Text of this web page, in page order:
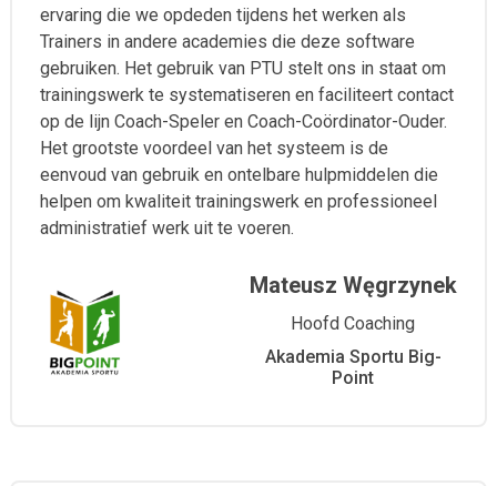
ervaring die we opdeden tijdens het werken als
Trainers in andere academies die deze software
gebruiken. Het gebruik van PTU stelt ons in staat om
trainingswerk te systematiseren en faciliteert contact
op de lijn Coach-Speler en Coach-Coördinator-Ouder.
Het grootste voordeel van het systeem is de
eenvoud van gebruik en ontelbare hulpmiddelen die
helpen om kwaliteit trainingswerk en professioneel
administratief werk uit te voeren.
Mateusz Węgrzynek
Hoofd Coaching
Akademia Sportu Big-
Point